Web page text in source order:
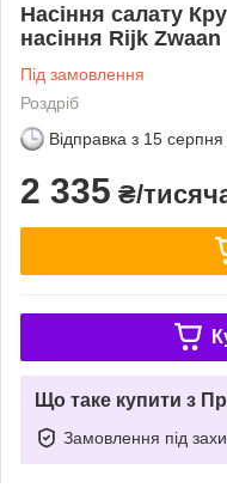
Насіння салату
насіння Rijk Zwaan
Під замовлення
Роздріб
Відправка з 15
2 335 ₴/
Що таке купити з
Замовлення під